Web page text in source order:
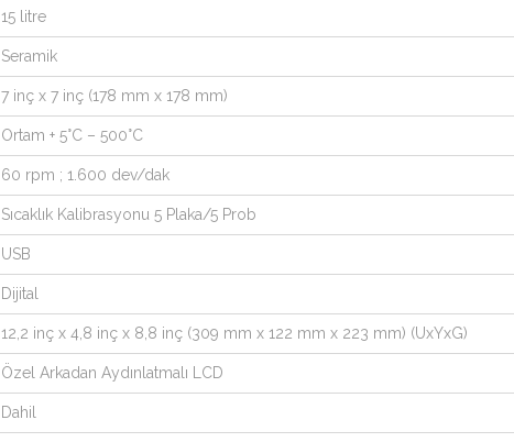
15 litre
Seramik
7 inç x 7 inç (178 mm x 178 mm)
Ortam + 5°C – 500°C
60 rpm ; 1.600 dev/dak
Sıcaklık Kalibrasyonu 5 Plaka/5 Prob
USB
Dijital
12,2 inç x 4,8 inç x 8,8 inç (309 mm x 122 mm x 223 mm) (UxYxG)
Özel Arkadan Aydınlatmalı LCD
Dahil